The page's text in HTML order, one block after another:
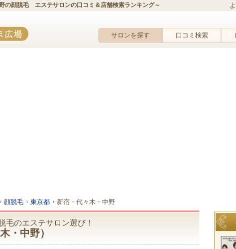
の顔脱毛 エステサロンの口コミ＆店舗検索ランキング～
サロンを探す
口コミ検索
顔脱毛 東京都 新宿・代々木・中野
毛のエステサロン選び！
・中野）